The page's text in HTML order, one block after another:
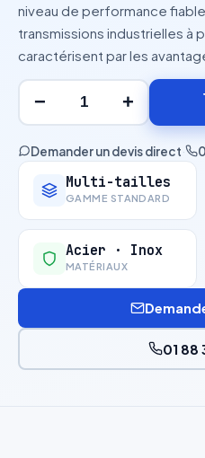
niveau de performance
transmissions industrielles à
caractérisent par les
− +
Demander un devis direct·
Multi-tailles
GAMME STANDARD
Acier · Inox
MATÉRIAUX
01 88